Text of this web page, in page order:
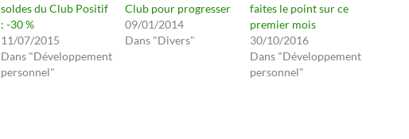
soldes du Club Positif
: -30 %
11/07/2015
Dans "Développement
personnel"
Club pour progresser
09/01/2014
Dans "Divers"
faites le point sur ce
premier mois
30/10/2016
Dans "Développement
personnel"